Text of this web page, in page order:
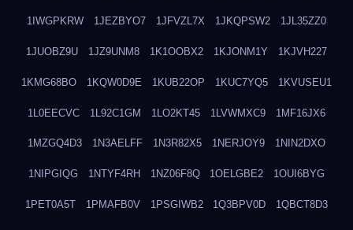
1IWGPKRW 1JEZBYO7 1JFVZL7X 1JKQPSW2 1JL35ZZ0
1JUOBZ9U 1JZ9UNM8 1K1OOBX2 1KJONM1Y 1KJVH227
1KMG68BO 1KQW0D9E 1KUB22OP 1KUC7YQ5 1KVUSEU1
1L0EECVC 1L92C1GM 1LO2KT45 1LVWMXC9 1MF16JX6
1MZGQ4D3 1N3AELFF 1N3R82X5 1NERJOY9 1NIN2DXO
1NIPGIQG 1NTYF4RH 1NZ06F8Q 1OELGBE2 1OUI6BYG
1PET0A5T 1PMAFB0V 1PSGIWB2 1Q3BPV0D 1QBCT8D3